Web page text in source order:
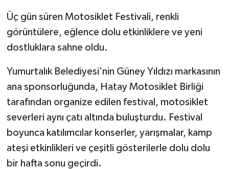
Üç gün süren Motosiklet Festivali, renkli
görüntülere, eğlence dolu etkinliklere ve yeni
dostluklara sahne oldu.
Yumurtalık Belediyesi'nin Güney Yıldızı markasının
ana sponsorluğunda, Hatay Motosiklet Birliği
tarafından organize edilen festival, motosiklet
severleri aynı çatı altında buluşturdu. Festival
boyunca katılımcılar konserler, yarışmalar, kamp
ateşi etkinlikleri ve çeşitli gösterilerle dolu dolu
bir hafta sonu geçirdi.